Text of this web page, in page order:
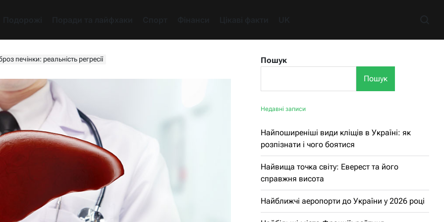
печінки: реальність регресії
Пошук
Пошук
Недавні записи
Найпоширеніші види кліщів в Україні: як
розпізнати і чого боятися
Найвища точка світу: Еверест та його
справжня висота
Найближчі аеропорти до України у 2026 році